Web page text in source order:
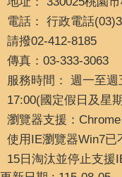
電話： 行政電話
請撥02-412-8185
傳真：03-333-3063
服務時間： 週一至
17:00(國定假日及星
瀏覽器支援：
使用IE瀏覽器Win7已
15日淘汰並停止支援